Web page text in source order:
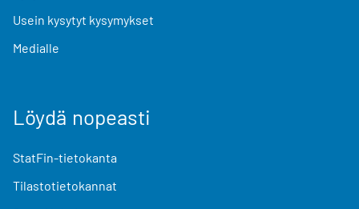
Usein kysytyt kysymykset
Medialle
Löydä nopeasti
StatFin-tietokanta
Tilastotietokannat